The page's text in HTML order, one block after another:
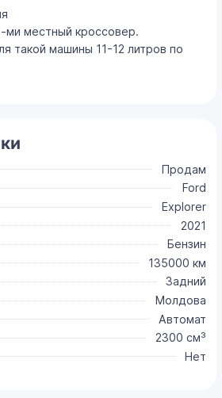
местный кроссовер.
такой машины 11-12 литров по
Продам
Ford
Explorer
2021
Бензин
135000 км
Задний
Молдова
Автомат
2300 см³
Нет